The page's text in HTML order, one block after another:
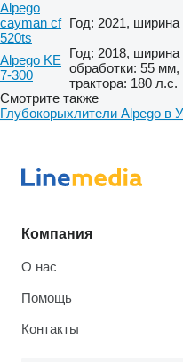
Alpego
cayman cf
520ts
Год: 2021, ширина
Alpego KE
7-300
Год: 2018, ширина
обработки: 55
трактора: 180 л.с.
Смотрите также
Глубокорыхлители Alpego в
Компания
О нас
Помощь
Контакты